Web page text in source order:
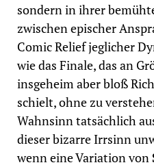
sondern in ihrer
zwischen epischer
Comic Relief jeglicher
wie das Finale, das an
insgeheim aber bloß
schielt, ohne zu
Wahnsinn tatsächlich
dieser bizarre Irrsinn
wenn eine Variation von